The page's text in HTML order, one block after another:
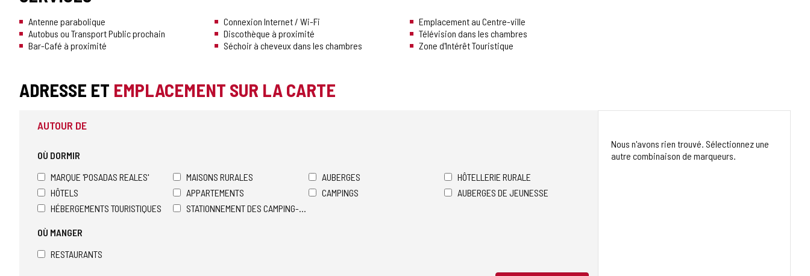
Antenne parabolique
Autobus ou Transport Public prochain
Bar-Café à proximité
Connexion Internet / Wi-Fi
Discothèque à proximité
Séchoir à cheveux dans les chambres
Emplacement au Centre-ville
Télévision dans les chambres
Zone d'Intérêt Touristique
ADRESSE ET EMPLACEMENT SUR LA CARTE
AUTOUR DE
OÙ DORMIR
MARQUE 'POSADAS REALES'
MAISONS RURALES AUBERGES
HÔTELLERIE RURALE
HÔTELS
APPARTEMENTS CAMPINGS
AUBERGES DE JEUNESSE
HÉBERGEMENTS TOURISTIQUES
STATIONNEMENT DES CAMPING-CARS
OÙ MANGER
RESTAURANTS
Nous n'avons rien trouvé. Sélectionnez une
autre combinaison de marqueurs.